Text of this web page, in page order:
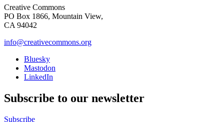
Creative Commons
PO Box 1866, Mountain View,
CA 94042
info@creativecommons.org
Bluesky
Mastodon
LinkedIn
Subscribe to our newsletter
Subscribe